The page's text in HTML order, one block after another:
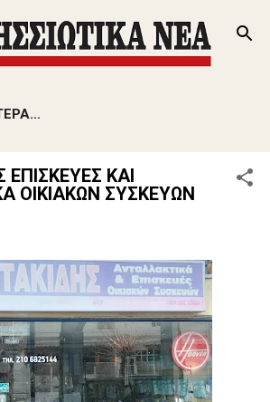
στο κύριο περιεχόμενο
ΚΑΙ
ΟΙΚΙΑΚΩΝ ΣΥΣΚΕΥΩΝ